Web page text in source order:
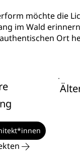
möchte die
im Wald
Ort